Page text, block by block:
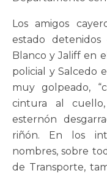
Los amigos
estado
Blanco y Jaliff en
policial y Salcedo
muy golpeado,
cintura al cuello,
esternón
riñón. En los
nombres, sobre
de Transporte,